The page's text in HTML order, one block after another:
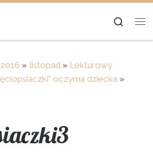
2016 » listopad » Lekturowy
oczyma dziecka »